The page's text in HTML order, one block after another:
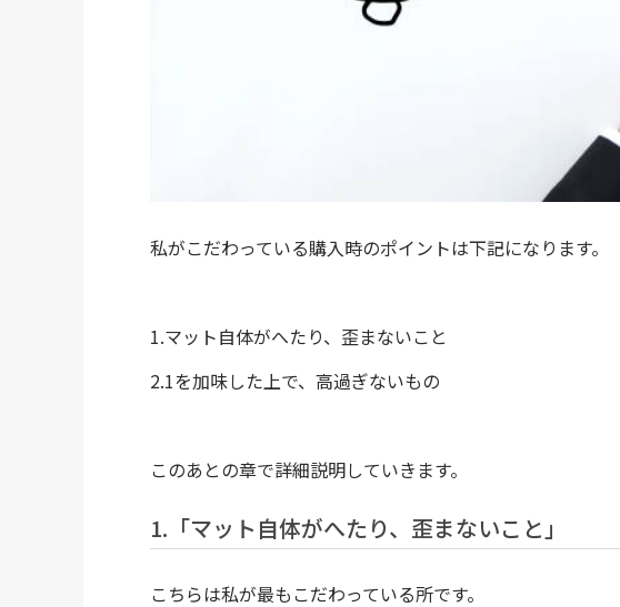
私がこだわっている購入時のポイントは下記になります。
1.マット自体がへたり、歪まないこと
2.1を加味した上で、高過ぎないもの
このあとの章で詳細説明していきます。
1.「マット自体がへたり、歪まないこと」
こちらは私が最もこだわっている所です。